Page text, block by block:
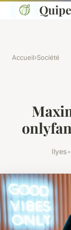
Accueil›Société
Ilyes•